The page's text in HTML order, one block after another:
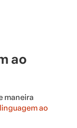
ao
maneira
linguagem ao